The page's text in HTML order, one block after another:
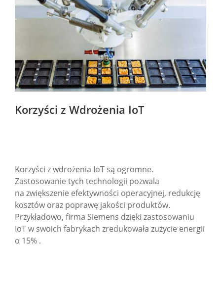
Korzyści z Wdrożenia IoT
Korzyści z wdrożenia IoT są ogromne.
Zastosowanie tych technologii pozwala
na zwiększenie efektywności operacyjnej, redukcję
kosztów oraz poprawę jakości produktów.
Przykładowo, firma Siemens dzięki zastosowaniu
IoT w swoich fabrykach zredukowała zużycie energii
o 15% .